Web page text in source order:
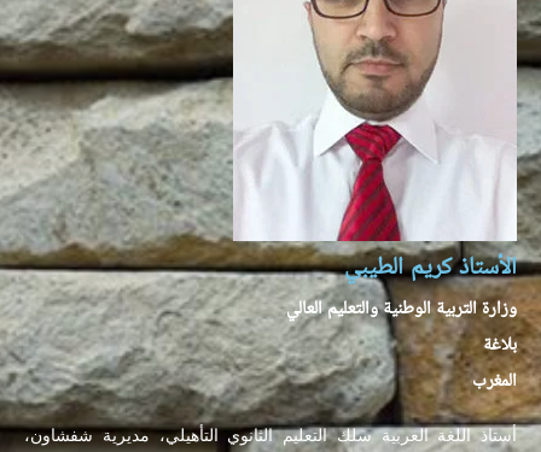
الأستاذ كريم الطيبي
وزارة التربية الوطنية والتعليم العالي
بلاغة
المغرب
أستاذ اللغة العربية سلك التعليم الثانوي التأهيلي، مديرية شفشاون،